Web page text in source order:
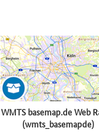
WMTS basemap.de Web
(wmts_basemapde)